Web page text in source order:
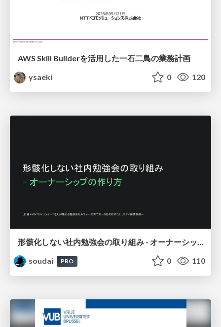
AWS Skill Builderを活用した一石二鳥の業務計画
ysaeki
0 120
形骸化しない社内勉強会の取り組み - オーナーシップの作り方 / In-house study session
soudai
PRO 0 110